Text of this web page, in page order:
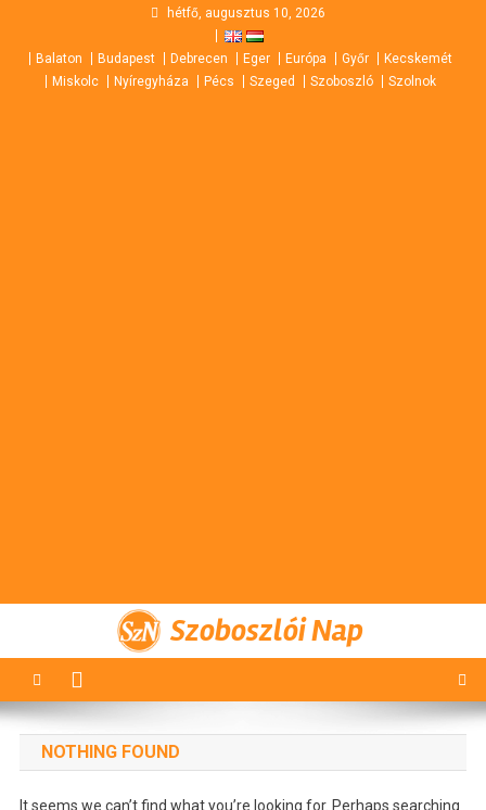
content
hétfő, augusztus 10, 2026
Balaton Budapest Debrecen Eger Európa Győr
Kecskemét
Miskolc
Nyíregyháza Pécs Szeged Szoboszló Szolnok
Szoboszlói Nap
NOTHING FOUND
It seems we can’t find what you’re looking for. Perhaps searching